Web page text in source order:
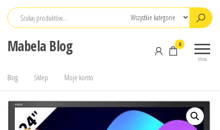
Przejdź
Mabela Blog
Menu
0
Blog Sklep Moje konto